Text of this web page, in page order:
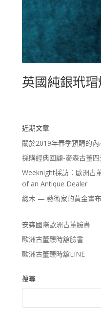
英國純銀玳
近期文章
關於2019年春季預購的內
採購經典回顧-麥森古董
Weeknight採訪：歐洲古
of an Antique Dealer
緞木 — 藝術家的黃金畫布
安森國際歐洲古董臉書
歐洲古董臻時舘臉書
歐洲古董臻時舘LINE
搜尋